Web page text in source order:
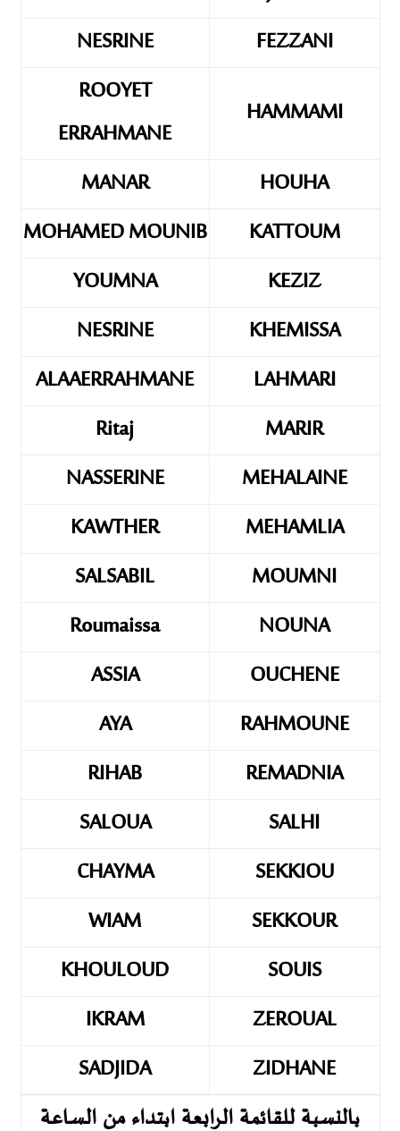
FEZZANI
NESRINE
HAMMAMI
ROOYET
ERRAHMANE
HOUHA
MANAR
KATTOUM
MOHAMED MOUNIB
KEZIZ
YOUMNA
KHEMISSA
NESRINE
LAHMARI
ALAAERRAHMANE
MARIR
Ritaj
MEHALAINE
NASSERINE
MEHAMLIA
KAWTHER
MOUMNI
SALSABIL
NOUNA
Roumaissa
OUCHENE
ASSIA
RAHMOUNE
AYA
REMADNIA
RIHAB
SALHI
SALOUA
SEKKIOU
CHAYMA
SEKKOUR
WIAM
SOUIS
KHOULOUD
ZEROUAL
IKRAM
ZIDHANE
SADJIDA
بالنسبة للقائمة الرابعة ابتداء من الساعة